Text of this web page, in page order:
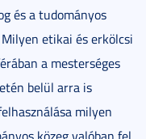
és a tudományos
etikai és erkölcsi
a mesterséges
belül arra is
milyen